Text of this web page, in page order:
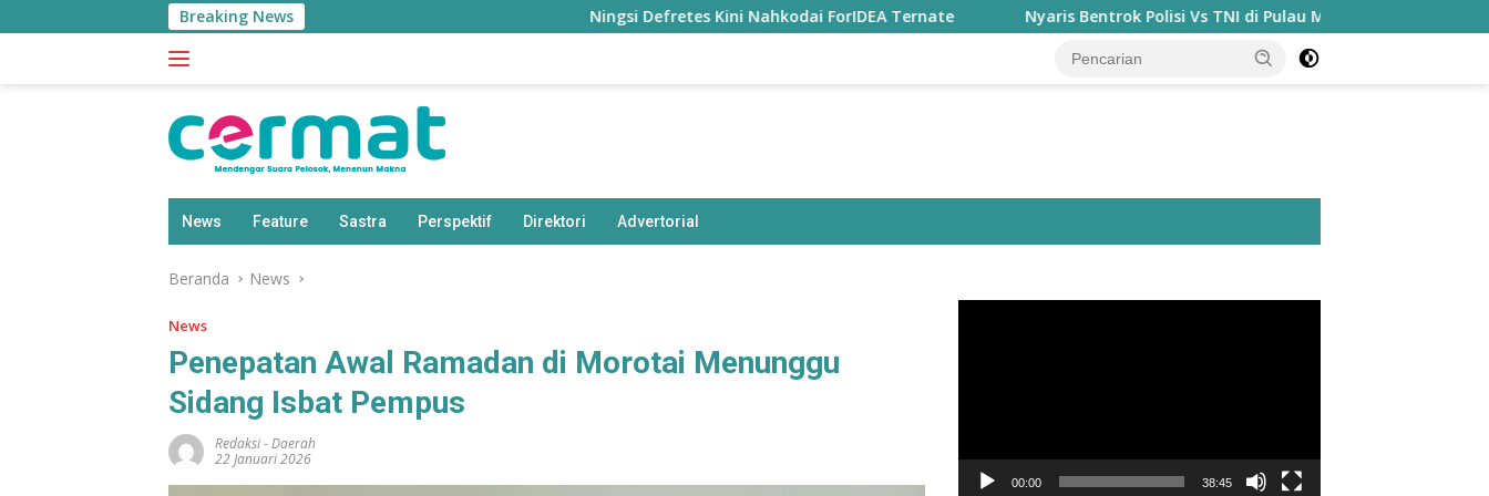
ke
Breaking News Ningsi Defretes Kini Nahkodai ForIDEA Ternate Nyaris Bentrok Polisi Vs TNI di Pulau Morotai Jelang HUT
News Feature Sastra Perspektif Direktori Advertorial
Beranda News
News
Penepatan Awal Ramadan di Morotai Menunggu
Sidang Isbat Pempus
Redaksi-Daerah
22 Januari 2026
00:00 38:45